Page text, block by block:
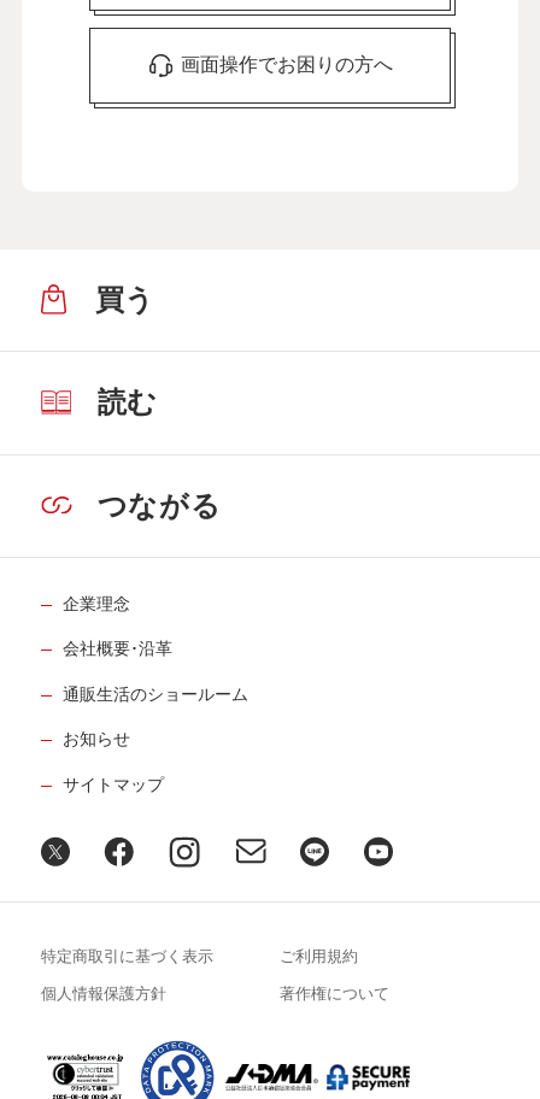
画面操作でお困りの方へ
買う
読む
つながる
企業理念
会社概要･沿革
通販生活のショールーム
お知らせ
サイトマップ
特定商取引に基づく表示 ご利用規約
個人情報保護方針 著作権について